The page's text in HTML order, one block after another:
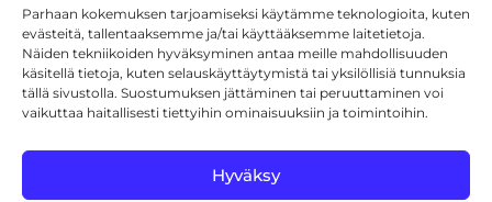
Parhaan kokemuksen tarjoamiseksi käytämme teknologioita, kuten
evästeitä, tallentaaksemme ja/tai käyttääksemme laitetietoja.
Näiden tekniikoiden hyväksyminen antaa meille mahdollisuuden
käsitellä tietoja, kuten selauskäyttäytymistä tai yksilöllisiä tunnuksia
tällä sivustolla. Suostumuksen jättäminen tai peruuttaminen voi
vaikuttaa haitallisesti tiettyihin ominaisuuksiin ja toimintoihin.
Hyväksy
Oma tili
Maksutavat
Toimitustavat
Usein kysytyt kysymykset
+358 44 270 3795
asiakaspalvelu@toolcat.fi